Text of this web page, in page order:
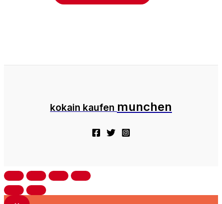
kokain kaufen munchen